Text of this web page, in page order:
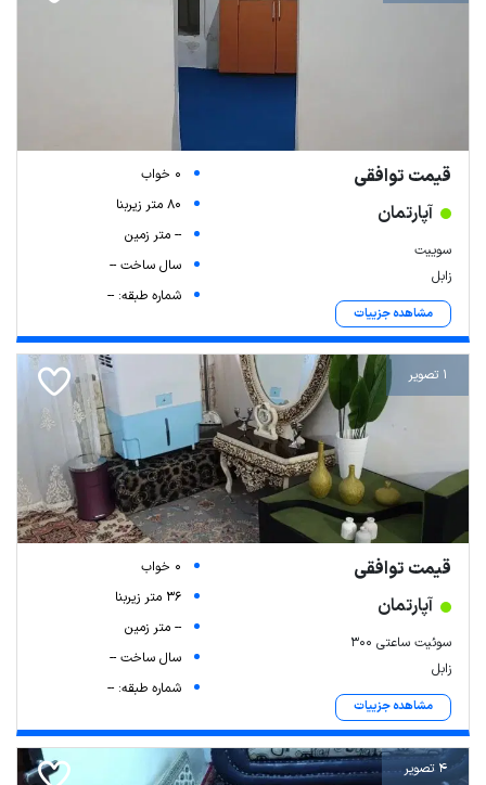
قیمت توافقی
آپارتمان
سوییت
زابل
مشاهده جزییات
0 خواب
80 متر زیربنا
-- متر زمین
سال ساخت --
شماره طبقه: --
1 تصویر
قیمت توافقی
آپارتمان
سوئیت ساعتی 300
زابل
مشاهده جزییات
0 خواب
36 متر زیربنا
-- متر زمین
سال ساخت --
شماره طبقه: --
4 تصویر